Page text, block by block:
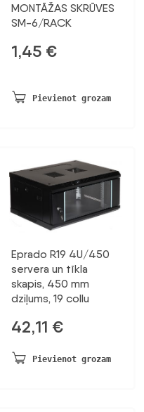
MONTĀŽAS SKRŪVES
SM-6/RACK
1,45 €
Pievienot grozam
Eprado R19 4U/450
servera un tīkla
skapis, 450 mm
dziļums, 19 collu
42,11 €
Pievienot grozam